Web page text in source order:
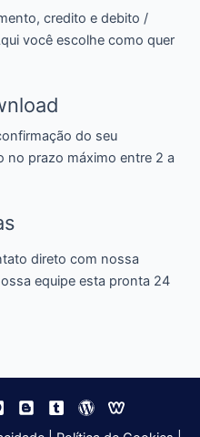
credito e debito /
você escolhe como quer
do seu
no prazo máximo entre 2 a
direto com nossa
equipe esta pronta 24